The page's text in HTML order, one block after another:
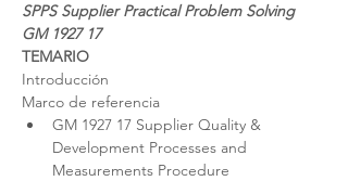
SPPS Supplier Practical Problem Solving
GM 1927 17
TEMARIO
Introducción
Marco de referencia
GM 1927 17 Supplier Quality &
Development Processes and
Measurements Procedure